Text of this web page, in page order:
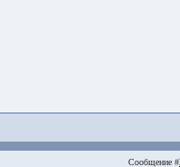
Сообщение #